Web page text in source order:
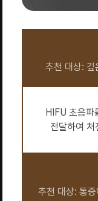
추천 대상: 깊
HIFU 초음
전달하여
추천 대상: 통